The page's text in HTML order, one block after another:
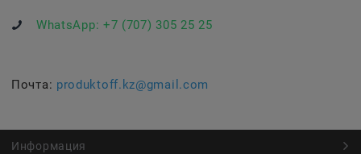
WhatsApp: +7 (707) 305 25 25
Почта: produktoff.kz@gmail.com
Информация